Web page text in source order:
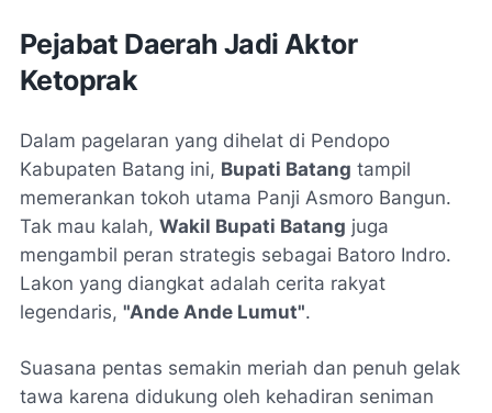
Pejabat Daerah Jadi Aktor
Ketoprak
Dalam pagelaran yang dihelat di Pendopo
Kabupaten Batang ini, Bupati Batang tampil
memerankan tokoh utama Panji Asmoro Bangun.
Tak mau kalah, Wakil Bupati Batang juga
mengambil peran strategis sebagai Batoro Indro.
Lakon yang diangkat adalah cerita rakyat
legendaris, "Ande Ande Lumut".
Suasana pentas semakin meriah dan penuh gelak
tawa karena didukung oleh kehadiran seniman